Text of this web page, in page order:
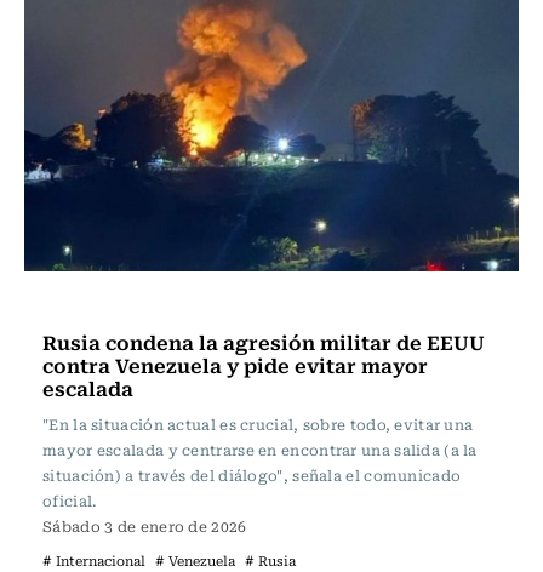
Rusia condena la agresión militar de EEUU
contra Venezuela y pide evitar mayor
escalada
"En la situación actual es crucial, sobre todo, evitar una
mayor escalada y centrarse en encontrar una salida (a la
situación) a través del diálogo", señala el comunicado
oficial.
Sábado 3 de enero de 2026
# Internacional # Venezuela # Rusia